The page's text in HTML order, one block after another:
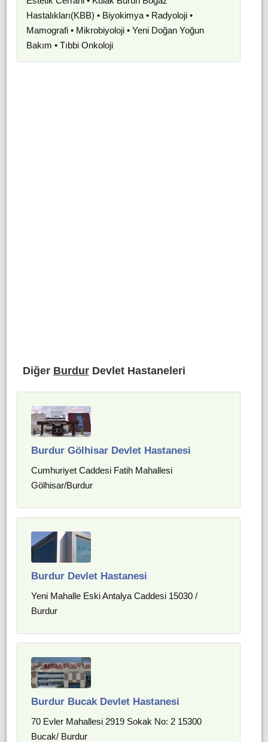
Hastalıkları(KBB) • Biyokimya • Radyoloji •
Mamografi • Mikrobiyoloji • Yeni Doğan Yoğun
Bakım • Tıbbi Onkoloji
Diğer BurdurDevlet Hastaneleri
Burdur Gölhisar Devlet Hastanesi
Cumhuriyet Caddesi Fatih Mahallesi
Gölhisar/Burdur
Burdur Devlet Hastanesi
Yeni Mahalle Eski Antalya Caddesi 15030 /
Burdur
Burdur Bucak Devlet Hastanesi
70 Evler Mahallesi 2919 Sokak No: 2 15300
Bucak/ Burdur